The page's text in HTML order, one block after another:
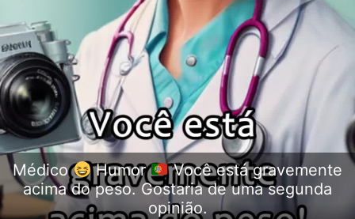
Médico Humor
Você está gravemente
acima do peso. Gostaria de uma segunda
opinião.